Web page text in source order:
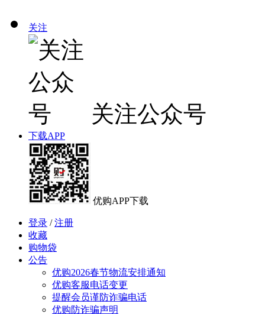
关注
关注公众号
下载APP
优购APP下载
登录 /注册
收藏
购物袋
公告
优购2026春节物流安排通知
优购客服电话变更
提醒会员谨防诈骗电话
优购防诈骗声明